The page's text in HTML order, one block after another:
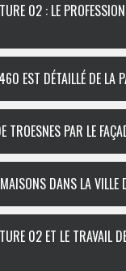
02 : LE
EST DÉTAILLÉ DE
TROESNES PAR LE
MAISONS DANS LA
02 ET LE TRAVAIL